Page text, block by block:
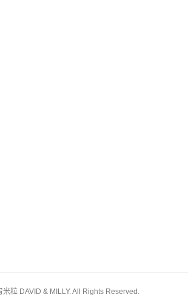
粒 DAVID & MILLY. All Rights Reserved.